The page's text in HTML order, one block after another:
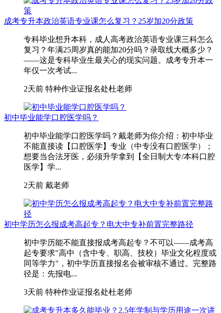
成考专升本政治英语专业课怎么复习？25岁加20分政策
专科毕业想升本科，成人高考政治英语专业课三科怎么
复习？年满25周岁真的能加20分吗？录取线大概多少？
——这是专科毕业生最关心的现实问题。成考专升本一
年仅一次考试...
2天前 特种作业证报名处杜老师
初中毕业能学口腔医学吗？
初中毕业能学口腔医学吗？戴老师为你介绍：初中毕业
不能直接读【口腔医学】专业（中专没有口腔医学）；
想要当合法牙医，必须升学拿到【全日制大专/本科口腔
医学】学...
2天前 戴老师
初中学历怎么报成考高起专？电大中专补前置完整路径
初中学历能不能直接报成考高起专？不可以——成考高
起专要求"高中（含中专、职高、技校）毕业文化程度或
同等学力"，初中学历直接报名会被审核不通过。完整路
径是：先报电...
3天前 特种作业证报名处杜老师